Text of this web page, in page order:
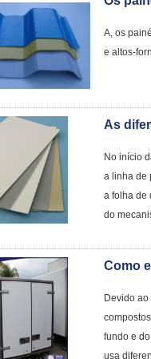
A, os
e altos-
No início
a linha de
a folha de
do
Como
Devido
fundo e
usa